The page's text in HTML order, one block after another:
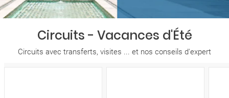
Circuits - Vacances d'Été
Circuits avec transferts, visites ... et nos conseils d'expert